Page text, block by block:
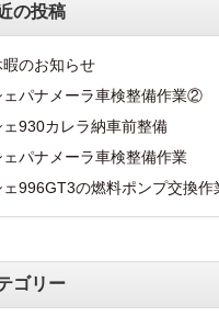
の投稿
暇のお知らせ
ェパナメーラ車検整備作業②
ェ930カレラ納車前整備
ェパナメーラ車検整備作業
ェ996GT3の燃料ポンプ交換作
ゴリー